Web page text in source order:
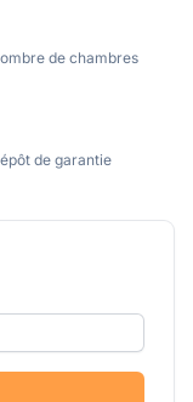
de chambres
de garantie